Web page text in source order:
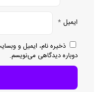
ایمیل *
ذخیره نام، ایمیل و
دوباره دیدگاهی می‌نویسم.